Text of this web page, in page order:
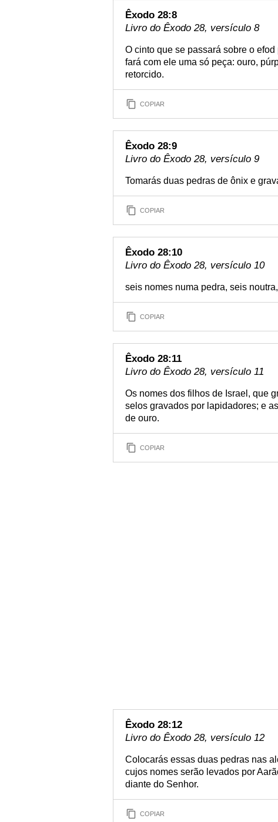
Êxodo 28:8
Livro do Êxodo 28, versículo 8
O cinto que se passará sobre o
fará com ele uma só peça: ouro,
retorcido.
COPIAR
Êxodo 28:9
Livro do Êxodo 28, versículo 9
Tomarás duas pedras de ônix e
COPIAR
Êxodo 28:10
Livro do Êxodo 28, versículo 10
seis nomes numa pedra, seis
COPIAR
Êxodo 28:11
Livro do Êxodo 28, versículo 11
Os nomes dos filhos de Israel, que
selos gravados por lapidadores; e
de ouro.
COPIAR
Êxodo 28:12
Livro do Êxodo 28, versículo 12
Colocarás essas duas pedras nas
cujos nomes serão levados por
diante do Senhor.
COPIAR